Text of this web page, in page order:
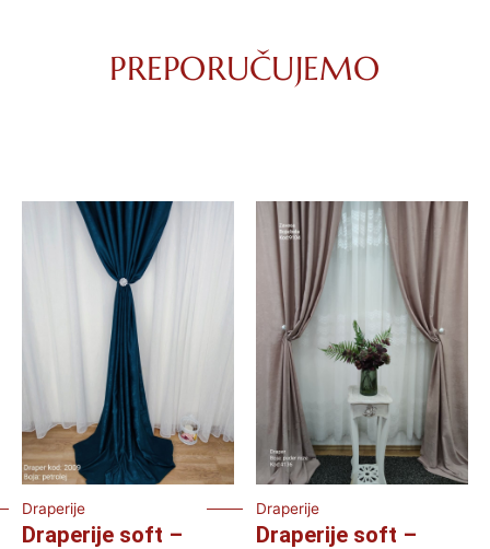
PREPORUČUJEMO
Draperije
Draperije soft –
Draperije
Draperije soft –